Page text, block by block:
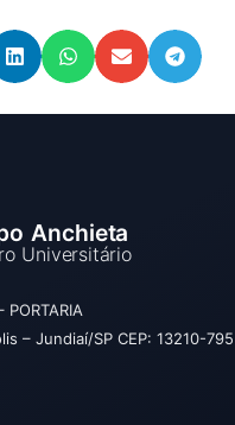
Anchieta
Universitário
– Jundiaí/SP CEP: 13210-795